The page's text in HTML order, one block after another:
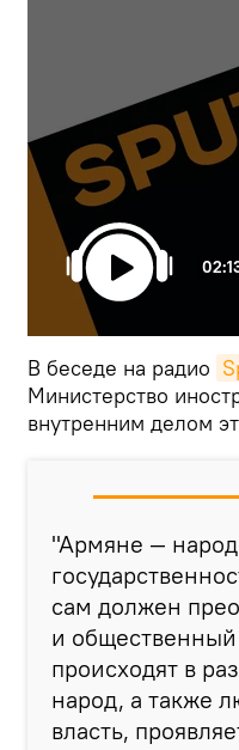
В беседе на радио
Министерство
внутренним делом
"Армяне —
сам должен
и общественный
происходят в
народ, а также
власть,